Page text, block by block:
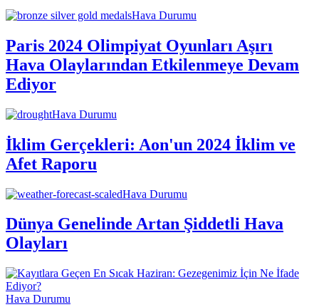
Hava Durumu
Paris 2024 Olimpiyat Oyunları Aşırı
Hava Olaylarından Etkilenmeye Devam
Ediyor
Hava Durumu
İklim Gerçekleri: Aon'un 2024 İklim ve
Afet Raporu
Hava Durumu
Dünya Genelinde Artan Şiddetli Hava
Olayları
Hava Durumu